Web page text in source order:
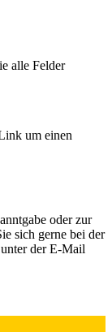
alle Felder
um einen
oder zur
sich gerne bei der
der E-Mail